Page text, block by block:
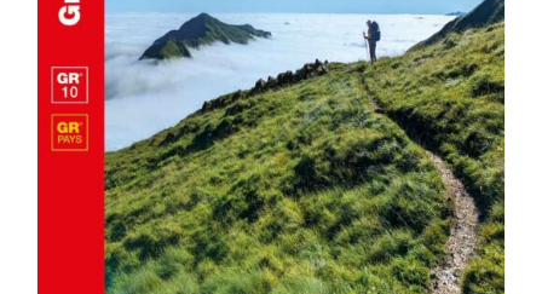
AJOUTER AU PANIER DÉTAILS